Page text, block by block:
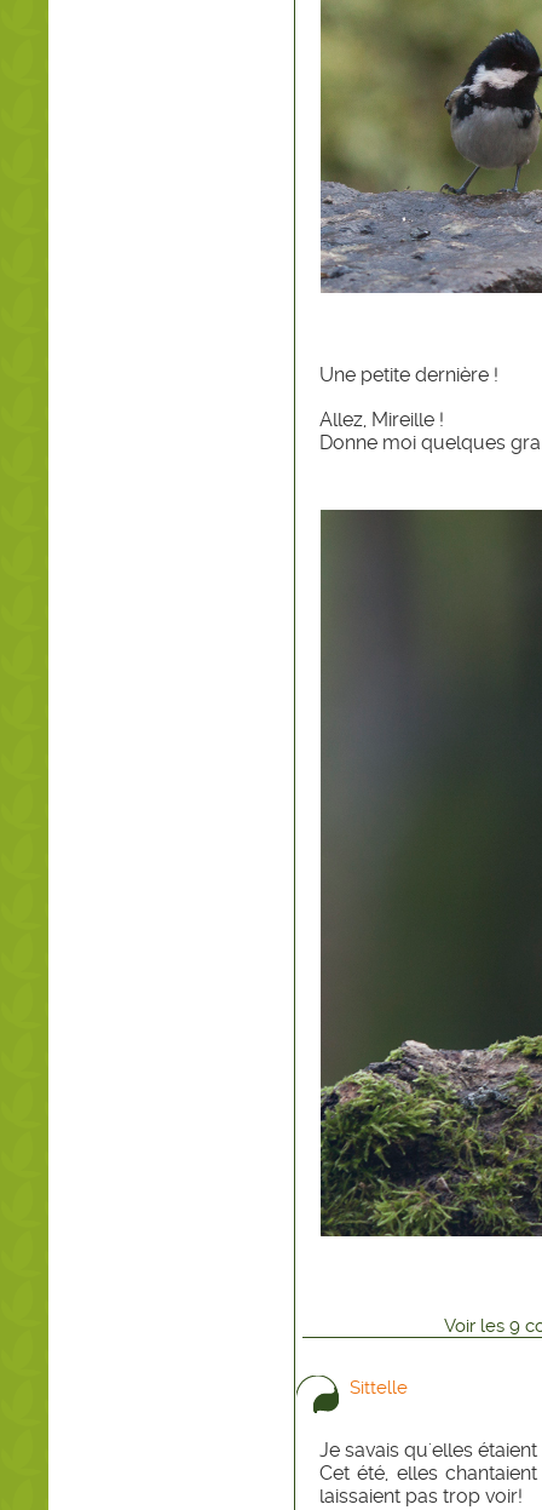
Une petite dernière !
Allez, Mireille !
Donne moi quelques
Voir les 9
Sittelle
Je savais qu'elles
Cet été, elles
laissaient pas trop voir!